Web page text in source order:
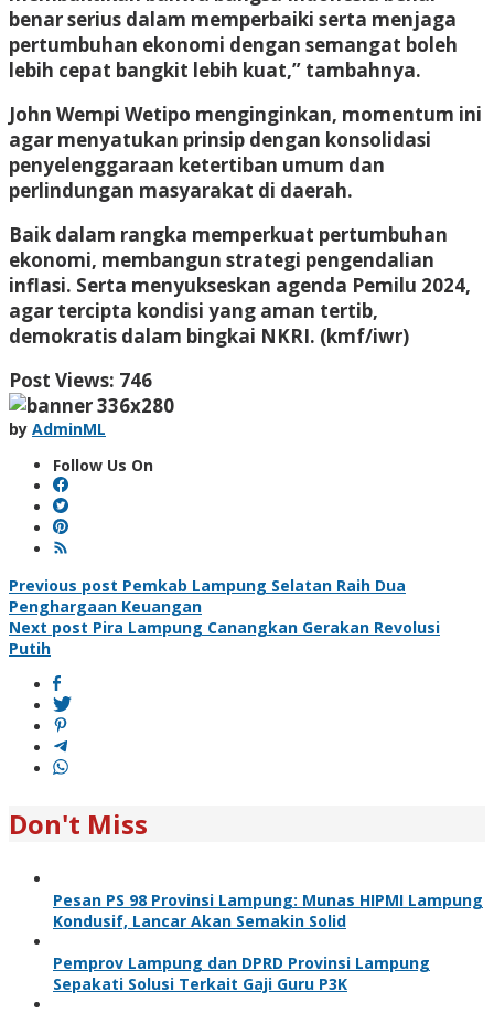
benar serius dalam memperbaiki serta menjaga
pertumbuhan ekonomi dengan semangat boleh
lebih cepat bangkit lebih kuat,” tambahnya.
John Wempi Wetipo menginginkan, momentum ini
agar menyatukan prinsip dengan konsolidasi
penyelenggaraan ketertiban umum dan
perlindungan masyarakat di daerah.
Baik dalam rangka memperkuat pertumbuhan
ekonomi, membangun strategi pengendalian
inflasi. Serta menyukseskan agenda Pemilu 2024,
agar tercipta kondisi yang aman tertib,
demokratis dalam bingkai NKRI. (kmf/iwr)
Post Views: 746
by AdminML
Follow Us On
Post
navigation
Previous post Pemkab Lampung Selatan Raih Dua
Penghargaan Keuangan
Next post Pira Lampung Canangkan Gerakan Revolusi
Putih
Don't Miss
Pesan PS 98 Provinsi Lampung: Munas HIPMI Lampung
Kondusif, Lancar Akan Semakin Solid
Pemprov Lampung dan DPRD Provinsi Lampung
Sepakati Solusi Terkait Gaji Guru P3K